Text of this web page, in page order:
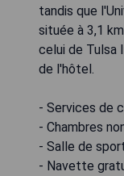
tandis que
située à 3,1
celui de Tulsa
de l'hôtel.
- Services de
- Chambres
- Salle de
- Navette